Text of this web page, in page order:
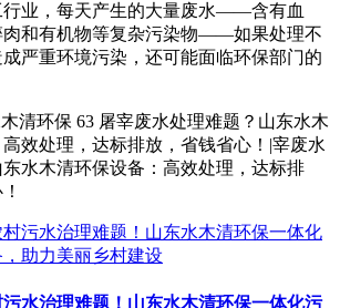
行业，每天产生的大量废水——含有血
肉和有机物等复杂污染物——如果处理不
严重环境污染，还可能面临环保部门的
清环保 63 屠宰废水处理难题？山东水木
效处理，达标排放，省钱省心！|宰废水
水木清环保设备：高效处理，达标排
水治理难题！山东水木清环保一体化污